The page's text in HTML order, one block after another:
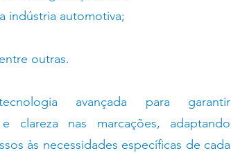
indústria automotiva;
outras.
avançada para garantir
clareza nas marcações, adaptando
às necessidades específicas de cada